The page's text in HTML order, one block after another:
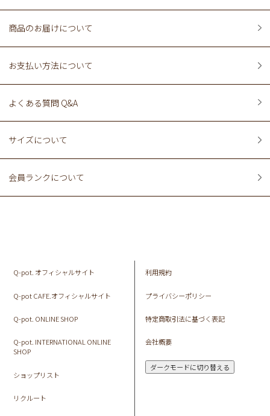
商品のお届けについて
お支払い方法について
よくある質問 Q&A
サイズについて
会員ランクについて
Q-pot. オフィシャルサイト
Q-pot CAFE.オフィシャルサイト
Q-pot. ONLINE SHOP
Q-pot. INTERNATIONAL ONLINE
SHOP
ショップリスト
リクルート
利用規約
プライバシーポリシー
特定商取引法に基づく表記
会社概要
ダークモードに切り替える